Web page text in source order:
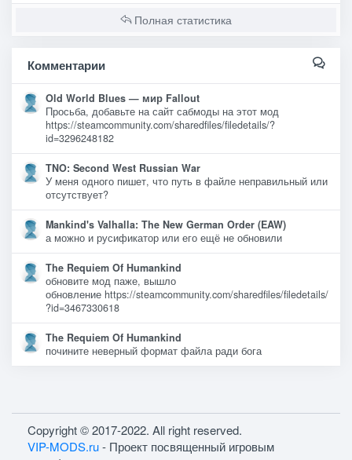
Полная статистика
Комментарии
Old World Blues — мир Fallout
Просьба, добавьте на сайт сабмоды на этот мод
https://steamcommunity.com/sharedfiles/filedetails/?
id=3296248182
TNO: Second West Russian War
У меня одного пишет, что путь в файле неправильный или
отсутствует?
Mankind's Valhalla: The New German Order (EAW)
а можно и русификатор или его ещё не обновили
The Requiem Of Humankind
обновите мод паже, вышло
обновление https://steamcommunity.com/sharedfiles/filedetails/
?id=3467330618
The Requiem Of Humankind
почините неверный формат файла ради бога
Copyright © 2017-2022. All right reserved.
VIP-MODS.ru- Проект посвященный игровым